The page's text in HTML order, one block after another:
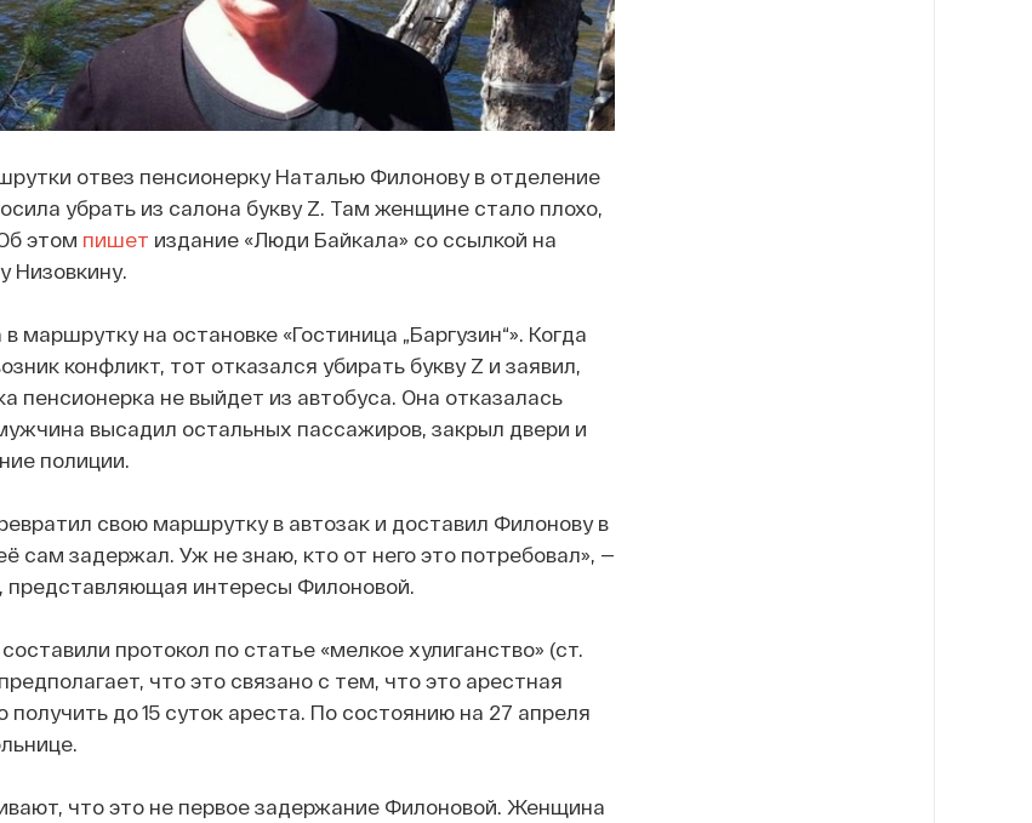
отвез пенсионерку Наталью Филонову в отделение
убрать из салона букву Z. Там женщине стало плохо,
этом пишет издание «Люди Байкала» со ссылкой на
Низовкину.
маршрутку на остановке «Гостиница „Баргузин“». Когда
конфликт, тот отказался убирать букву Z и заявил,
пенсионерка не выйдет из автобуса. Она отказалась
высадил остальных пассажиров, закрыл двери и
полиции.
свою маршрутку в автозак и доставил Филонову в
сам задержал. Уж не знаю, кто от него это потребовал», —
представляющая интересы Филоновой.
протокол по статье «мелкое хулиганство» (ст.
что это связано с тем, что это арестная
до 15 суток ареста. По состоянию на 27 апреля
что это не первое задержание Филоновой. Женщина